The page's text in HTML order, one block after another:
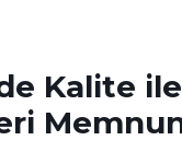
Kalite